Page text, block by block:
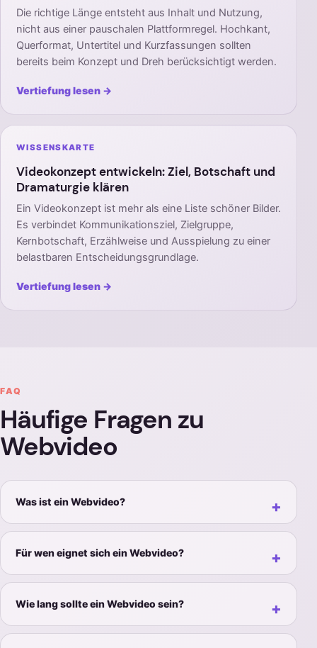
Die richtige Länge entsteht aus Inhalt und Nutzung,
nicht aus einer pauschalen Plattformregel. Hochkant,
Querformat, Untertitel und Kurzfassungen sollten
bereits beim Konzept und Dreh berücksichtigt werden.
Vertiefung lesen →
WISSENSKARTE
Videokonzept entwickeln: Ziel, Botschaft und
Dramaturgie klären
Ein Videokonzept ist mehr als eine Liste schöner Bilder.
Es verbindet Kommunikationsziel, Zielgruppe,
Kernbotschaft, Erzählweise und Ausspielung zu einer
belastbaren Entscheidungsgrundlage.
Vertiefung lesen →
FAQ
Häufige Fragen zu
Webvideo
Was ist ein Webvideo?
Für wen eignet sich ein Webvideo?
Wie lang sollte ein Webvideo sein?